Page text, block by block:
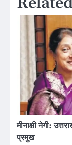
मीनाक्षी नेगी:
प्रमुख